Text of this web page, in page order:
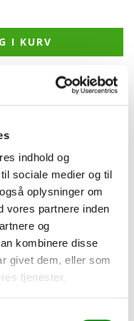
indhold og
sociale medier og til
oplysninger om
vores partnere inden
og
kombinere disse
givet dem, eller som
tjenester.
IP20, 230V
I KURV